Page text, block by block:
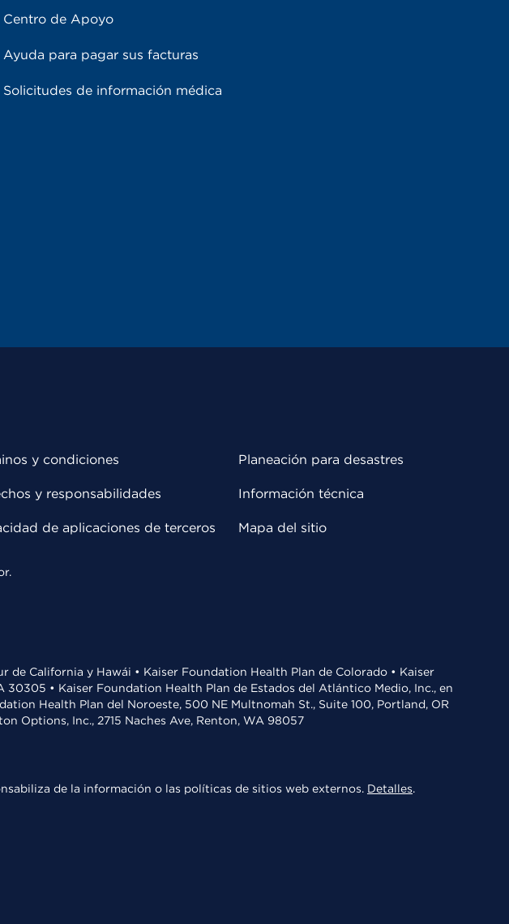
Centro de Apoyo
Ayuda para pagar sus facturas
Solicitudes de información médica
y condiciones
y responsabilidades
de aplicaciones de terceros
Planeación para desastres
Información técnica
Mapa del sitio
de California y Hawái • Kaiser Foundation Health Plan de Colorado • Kaiser
• Kaiser Foundation Health Plan de Estados del Atlántico Medio, Inc., en
Health Plan del Noroeste, 500 NE Multnomah St., Suite 100, Portland, OR
Options, Inc., 2715 Naches Ave, Renton, WA 98057
de la información o las políticas de sitios web externos. Detalles.